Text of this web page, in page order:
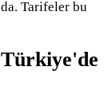
Tarifeler bu
Türkiye'de